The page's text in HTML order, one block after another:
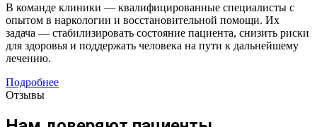
В команде клиники — квалифицированные специалисты с
опытом в наркологии и восстановительной помощи. Их
задача — стабилизировать состояние пациента, снизить риски
для здоровья и поддержать человека на пути к дальнейшему
лечению.
Подробнее
Отзывы